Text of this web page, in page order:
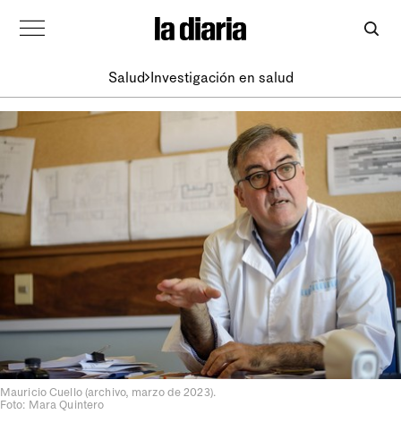
Salud Investigación en salud
Mauricio Cuello (archivo, marzo de 2023).
Foto: Mara Quintero